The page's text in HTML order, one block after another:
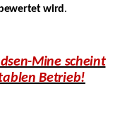
wird.
Mine scheint
Betrieb!